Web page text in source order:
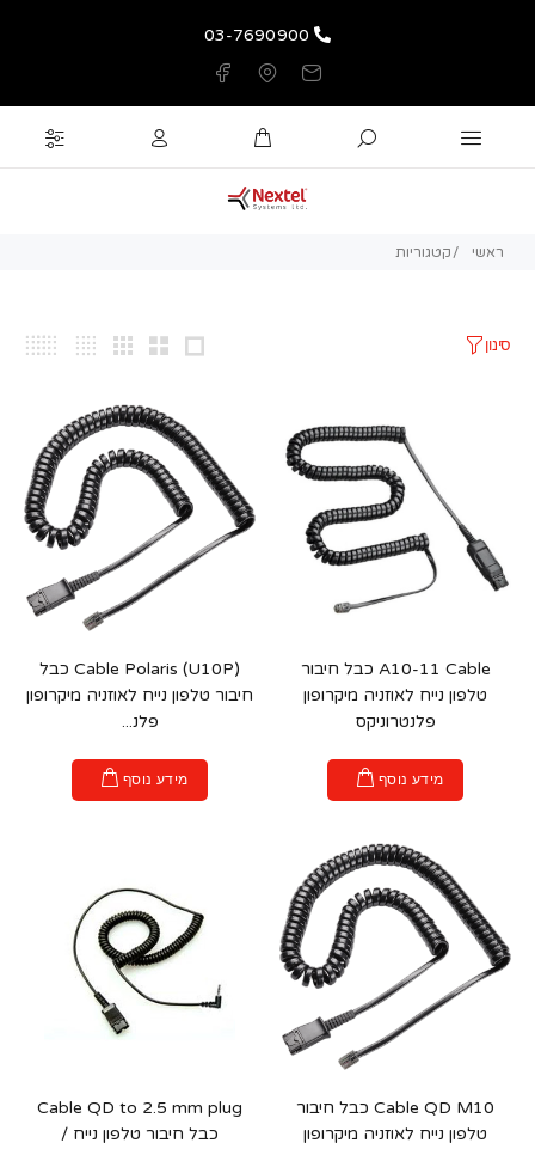
03-7690900
ראשי קטגוריות
סינון
A10-11 Cable כבל חיבור
טלפון נייח לאוזניה מיקרופון
פלנטרוניקס
מידע נוסף
Cable Polaris (U10P) כבל
חיבור טלפון נייח לאוזניה מיקרופון
פלנ...
מידע נוסף
Cable QD M10 כבל חיבור
טלפון נייח לאוזניה מיקרופון
Cable QD to 2.5 mm plug
כבל חיבור טלפון נייח /